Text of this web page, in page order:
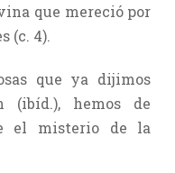
que mereció por
(c. 4).
que ya dijimos
(ibíd.), hemos de
el misterio de la